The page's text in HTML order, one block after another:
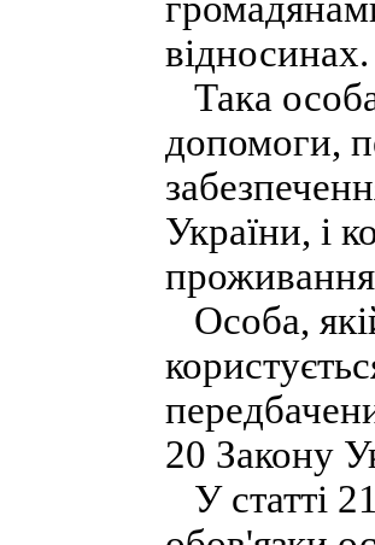
відносинах.
Така
допомоги,
України, і
Особа,
20 Закону
У статті